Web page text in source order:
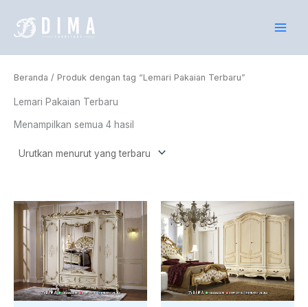
Beranda / Produk dengan tag “Lemari Pakaian Terbaru”
Lemari Pakaian Terbaru
Menampilkan semua 4 hasil